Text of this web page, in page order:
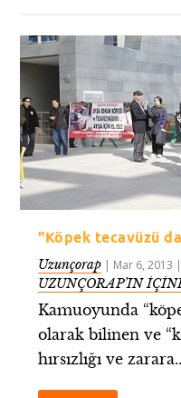
"Köpek tecavüzü
Uzunçorap | Mar 6, 2013 |
UZUNÇORAP’IN
Kamuoyunda
olarak bilinen ve
hırsızlığı ve